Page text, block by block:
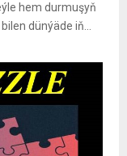
hem durmuşyň
dünýäde iň...